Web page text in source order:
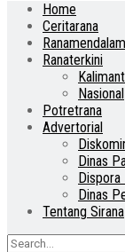
Home
Ceritarana
Ranamendalam
Ranaterkini
Nasional
Potretrana
Advertorial
Dinas
Dispora
Dinas
Tentang Sirana